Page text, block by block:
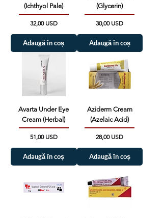
(Ichthyol Pale)
Preț
32,00 USD
Adaugă în coș
(Glycerin)
Preț
30,00 USD
Adaugă în coș
Avarta Under Eye
Cream (Herbal)
Preț
51,00 USD
Adaugă în coș
Aziderm Cream
(Azelaic Acid)
Preț
28,00 USD
Adaugă în coș